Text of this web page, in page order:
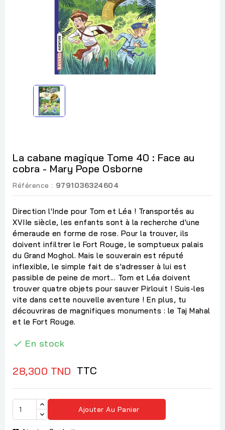
La cabane magique Tome 40 : Face au
cobra - Mary Pope Osborne
Référence : 9791036324604
Direction l'Inde pour Tom et Léa ! Transportés au
XVIIe siècle, les enfants sont à la recherche d'une
émeraude en forme de rose. Pour la trouver, ils
doivent infiltrer le Fort Rouge, le somptueux palais
du Grand Moghol. Mais le souverain est réputé
inflexible, le simple fait de s'adresser à lui est
passible de peine de mort... Tom et Léa doivent
trouver quatre objets pour sauver Pirlouit ! Suis-les
vite dans cette nouvelle aventure ! En plus, tu
découvriras de magnifiques monuments : le Taj Mahal
et le Fort Rouge.
 En stock
28,300 TND TTC
Ajouter Au Panier